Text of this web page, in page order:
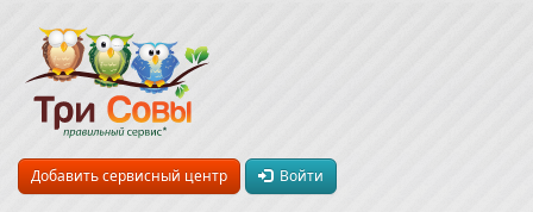
Добавить сервисный центр Войти